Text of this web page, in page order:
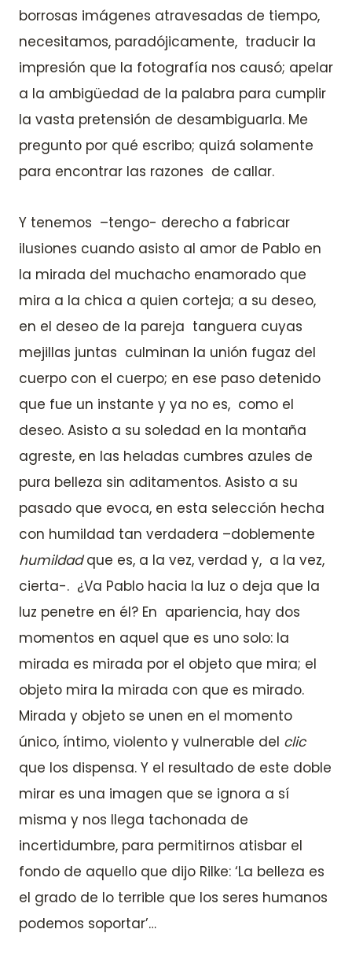
borrosas imágenes atravesadas de tiempo,
necesitamos, paradójicamente, traducir la
impresión que la fotografía nos causó; apelar
a la ambigüedad de la palabra para cumplir
la vasta pretensión de desambiguarla. Me
pregunto por qué escribo; quizá solamente
para encontrar las razones de callar.
Y tenemos –tengo- derecho a fabricar
ilusiones cuando asisto al amor de Pablo en
la mirada del muchacho enamorado que
mira a la chica a quien corteja; a su deseo,
en el deseo de la pareja tanguera cuyas
mejillas juntas culminan la unión fugaz del
cuerpo con el cuerpo; en ese paso detenido
que fue un instante y ya no es, como el
deseo. Asisto a su soledad en la montaña
agreste, en las heladas cumbres azules de
pura belleza sin aditamentos. Asisto a su
pasado que evoca, en esta selección hecha
con humildad tan verdadera –doblemente
humildadque es, a la vez, verdad y, a la vez,
cierta-. ¿Va Pablo hacia la luz o deja que la
luz penetre en él? En apariencia, hay dos
momentos en aquel que es uno solo: la
mirada es mirada por el objeto que mira; el
objeto mira la mirada con que es mirado.
Mirada y objeto se unen en el momento
único, íntimo, violento y vulnerable del clic
que los dispensa. Y el resultado de este doble
mirar es una imagen que se ignora a sí
misma y nos llega tachonada de
incertidumbre, para permitirnos atisbar el
fondo de aquello que dijo Rilke: ‘La belleza es
el grado de lo terrible que los seres humanos
podemos soportar’…